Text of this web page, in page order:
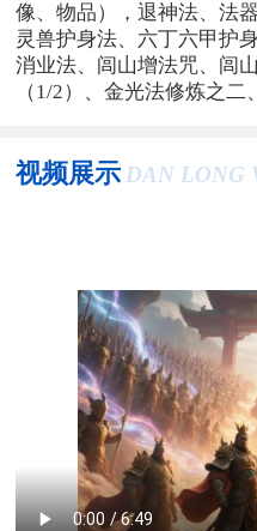
像、物品），退神法、法
灵兽护身法、六丁六甲护
消业法、闾山增法咒、闾
（1/2）、金光法修炼之二
视频展示 DAN LONG